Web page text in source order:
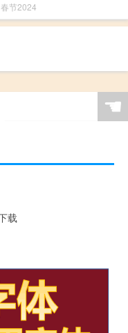
春节2024
☚